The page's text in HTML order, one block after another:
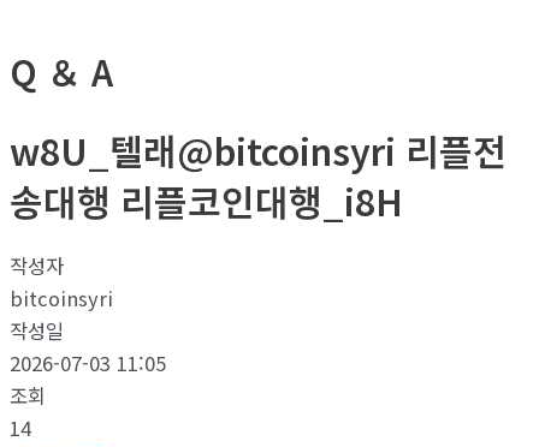
Q ＆ A
w8U_텔래@bitcoinsyri 리플전
송대행 리플코인대행_i8H
작성자
bitcoinsyri
작성일
2026-07-03 11:05
조회
14